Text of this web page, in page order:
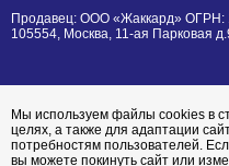
Продавец: ООО «Жаккард» ОГРН:
105554, Москва, 11-ая Парковая
Мы используем файлы cookies в
целях, а также для адаптации
потребностям пользователей.
вы можете покинуть сайт или